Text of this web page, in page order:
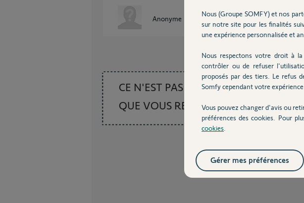
Anonyme il y a plus de 4 ans
CE N'EST PAS CE
QUE VOUS RECHERCHEZ
Nous (Groupe SOMFY) et nos
sur notre site pour les finalités
une expérience personnalisée et
Nous respectons votre droit à
contrôler ou de refuser
proposés par des tiers. Le refus
Somfy cependant votre
Vous pouvez changer d'avis ou
préférences des cookies. Pour
cookies
Gérer mes préférences